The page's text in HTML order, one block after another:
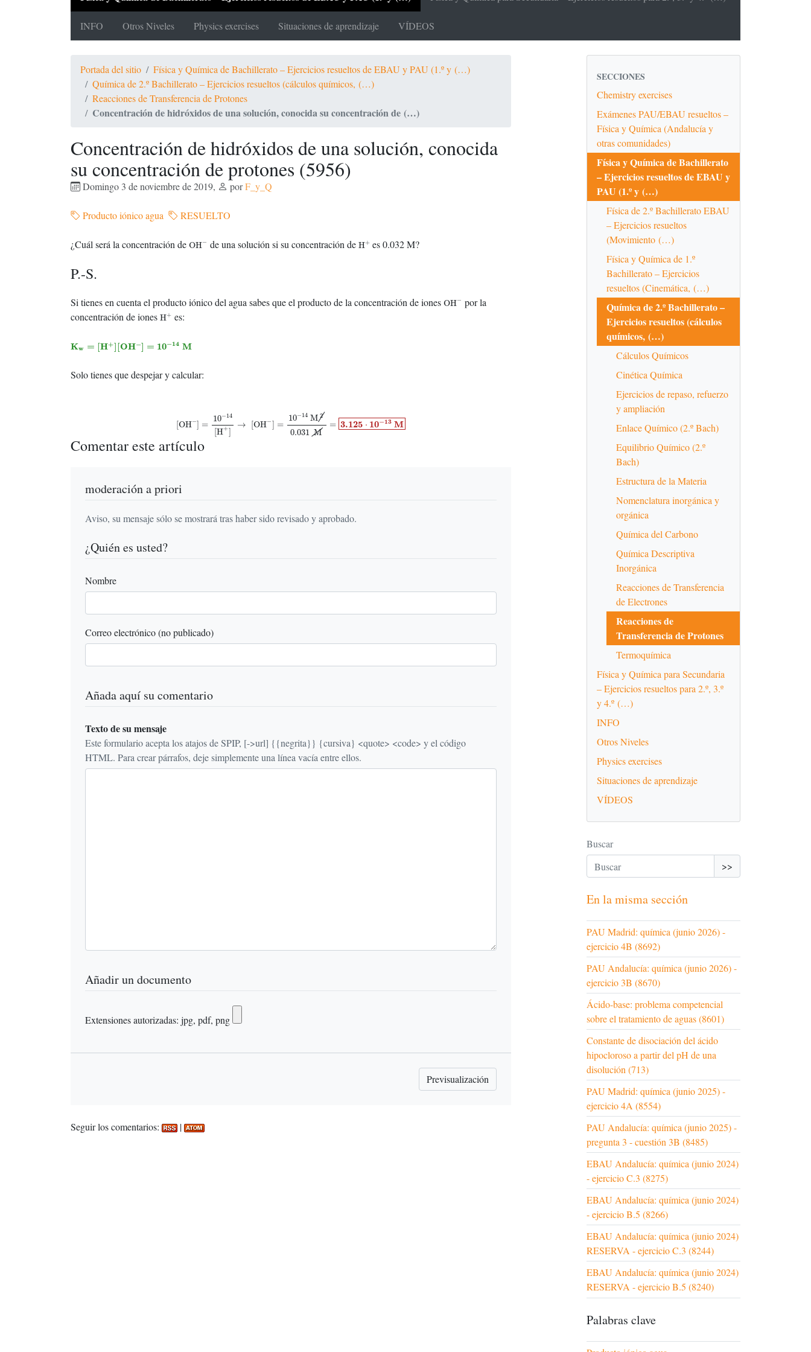
INFO Otros Niveles Physics exercises Situaciones de aprendizaje VÍDEOS
Portada del sitio
Física y Química de Bachillerato – Ejercicios resueltos de EBAU y PAU (1.º y (…)
Química de 2.º Bachillerato – Ejercicios resueltos (cálculos químicos, (…)
Reacciones de Transferencia de Protones
Concentración de hidróxidos de una solución, conocida su concentración de (…)
Concentración de hidróxidos de una solución, conocida
su concentración de protones (5956)
Domingo 3 de noviembre de 2019, porF_y_Q
Producto iónico agua RESUELTO
¿Cuál será la concentración de OH−
OH− de una solución si su concentración de H+
H+ es 0.032 M?
P.-S.
Si tienes en cuenta el producto iónico del agua sabes que el producto de la concentración de iones OH−
OH− por la
concentración de iones H+
H+ es:
Kw = [H+][OH−] = 10−14 M
Kw H+][ OH−]=10 M
Solo tienes que despejar y calcular:
[OH−] =
10−14
[H+]
→ [OH−] =
10−14 M 2
0.031 M
= 3.125 ⋅ 10−13 M
[ H 14 20.031
Comentar este artículo
moderación a priori
Aviso, su mensaje sólo se mostrará tras haber sido revisado y aprobado.
¿Quién es usted?
Nombre
Correo electrónico (no publicado)
Añada aquí su comentario
Texto de su mensaje
Este formulario acepta los atajos de SPIP, [->url] {{negrita}} {cursiva} <quote> <code> y el código
HTML. Para crear párrafos, deje simplemente una línea vacía entre ellos.
Añadir un documento
Extensiones autorizadas: jpg, pdf, png
Seguir los comentarios: |
SECCIONES
Chemistry exercises
Exámenes PAU/EBAU resueltos –
Física y Química (Andalucía y
otras comunidades)
Física y Química de Bachillerato
– Ejercicios resueltos de EBAU y
PAU (1.º y (…)
Física de 2.º Bachillerato EBAU
– Ejercicios resueltos
(Movimiento (…)
Física y Química de 1.º
Bachillerato – Ejercicios
resueltos (Cinemática, (…)
Química de 2.º Bachillerato –
Ejercicios resueltos (cálculos
químicos, (…)
Cálculos Químicos
Cinética Química
Ejercicios de repaso, refuerzo
y ampliación
Enlace Químico (2.º Bach)
Equilibrio Químico (2.º
Bach)
Estructura de la Materia
Nomenclatura inorgánica y
orgánica
Química del Carbono
Química Descriptiva
Inorgánica
Reacciones de Transferencia
de Electrones
Reacciones de
Transferencia de Protones
Termoquímica
Física y Química para Secundaria
– Ejercicios resueltos para 2.º, 3.º
y 4.º (…)
INFO
Otros Niveles
Physics exercises
Situaciones de aprendizaje
VÍDEOS
Buscar
>>
En la misma sección
PAU Madrid: química (junio 2026) -
ejercicio 4B (8692)
PAU Andalucía: química (junio 2026) -
ejercicio 3B (8670)
Ácido-base: problema competencial
sobre el tratamiento de aguas (8601)
Constante de disociación del ácido
hipocloroso a partir del pH de una
disolución (713)
PAU Madrid: química (junio 2025) -
ejercicio 4A (8554)
PAU Andalucía: química (junio 2025) -
pregunta 3 - cuestión 3B (8485)
EBAU Andalucía: química (junio 2024)
- ejercicio C.3 (8275)
EBAU Andalucía: química (junio 2024)
- ejercicio B.5 (8266)
EBAU Andalucía: química (junio 2024)
RESERVA - ejercicio C.3 (8244)
EBAU Andalucía: química (junio 2024)
RESERVA - ejercicio B.5 (8240)
Palabras clave